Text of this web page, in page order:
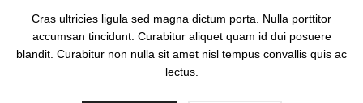
Cras ultricies ligula sed magna dictum porta. Nulla porttitor
accumsan tincidunt. Curabitur aliquet quam id dui posuere
blandit. Curabitur non nulla sit amet nisl tempus convallis quis ac
lectus.